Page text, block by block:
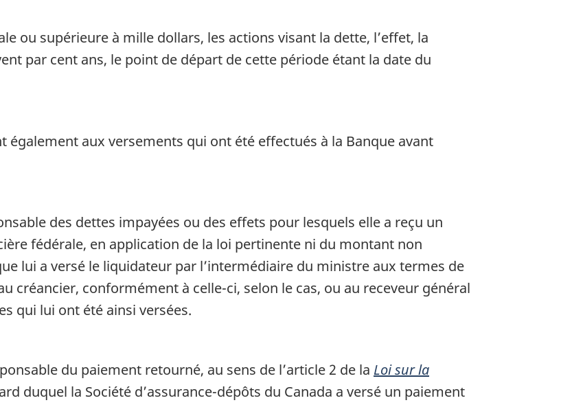
ou supérieure à mille dollars, les actions visant la dette, l’effet, la
par cent ans, le point de départ de cette période étant la date du
également aux versements qui ont été effectués à la Banque avant
des dettes impayées ou des effets pour lesquels elle a reçu un
fédérale, en application de la loi pertinente ni du montant non
lui a versé le liquidateur par l’intermédiaire du ministre aux termes de
créancier, conformément à celle-ci, selon le cas, ou au receveur général
qui lui ont été ainsi versées.
du paiement retourné, au sens de l’article 2 de la Loi sur la
duquel la Société d’assurance-dépôts du Canada a versé un paiement